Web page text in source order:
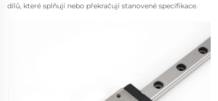
dílů, které splňují nebo překračují stanovené specifikace.